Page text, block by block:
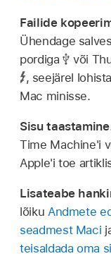
Failide
Ühendage
pordiga
või
, seejärel
Mac minisse.
Sisu
Time Machine'i
Apple'i toe
Lisateabe
lõiku Andmete
seadmest Maci
teisaldada oma